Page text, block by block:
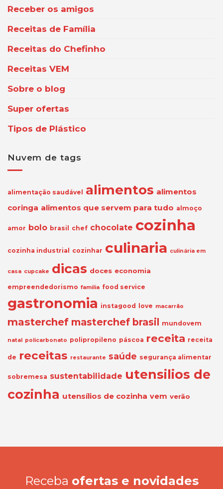
Receber os amigos
Receitas de Família
Receitas do Chefinho
Receitas VEM
Sobre o blog
Super ofertas
Tipos de Plástico
Nuvem de tags
alimentação saudável alimentos alimentos
coringa alimentos que servem para tudo almoço
amor bolo brasil chef chocolate cozinha
cozinha industrial cozinhar culinaria culinária em
casa cupcake dicas doces economia
empreendedorismo familia food service
gastronomia instagood love macarrão
masterchef masterchef brasil mundovem
natal policarbonato polipropileno páscoa receita receita
de receitas restaurante saúde segurança alimentar
sobremesa sustentabilidade utensilios de
cozinha utensílios de cozinha vem verão
Receba ofertas e novidades